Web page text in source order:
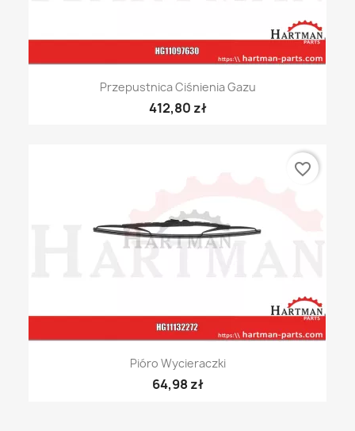
Przepustnica Ciśnienia Gazu
412,80 zł
Pióro Wycieraczki
64,98 zł
favorite_border